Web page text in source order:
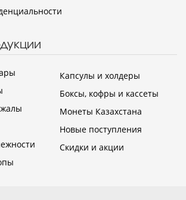
Капсулы и холдеры
Боксы, кофры и кассеты
Монеты Казахстана
Новые поступления
Скидки и акции